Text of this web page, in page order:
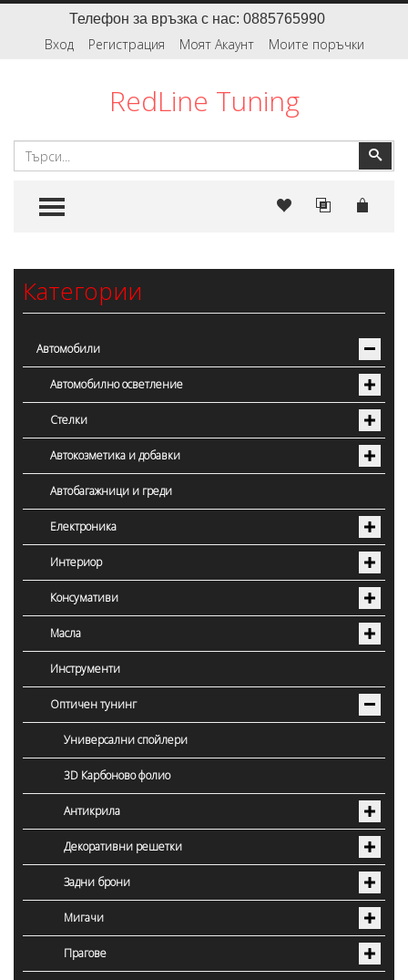
Телефон за връзка с нас: 0885765990
Вход Регистрация Моят Акаунт Моите поръчки
RedLine Tuning
TOGGLE MENU
Категории
Автомобили
Автомобилно осветление
Стелки
Автокозметика и добавки
Автобагажници и греди
Електроника
Интериор
Консумативи
Масла
Инструменти
Оптичен тунинг
Универсални спойлери
3D Карбоново фолио
Антикрила
Декоративни решетки
Задни брони
Мигачи
Прагове